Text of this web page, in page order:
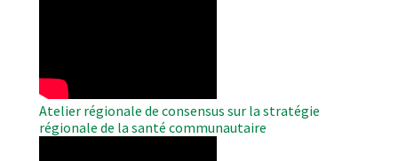
Atelier régionale de consensus sur la stratégie
régionale de la santé communautaire